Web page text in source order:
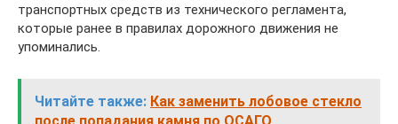
транспортных средств из технического регламента,
которые ранее в правилах дорожного движения не
упоминались.
Читайте также: Как заменить лобовое стекло
после попадания камня по ОСАГО